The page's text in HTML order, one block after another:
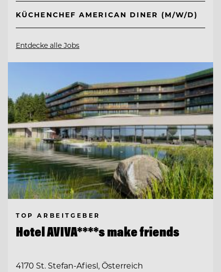
KÜCHENCHEF AMERICAN DINER (M/W/D)
Entdecke alle Jobs
TOP ARBEITGEBER
Hotel AVIVA****s make friends
4170 St. Stefan-Afiesl, Österreich